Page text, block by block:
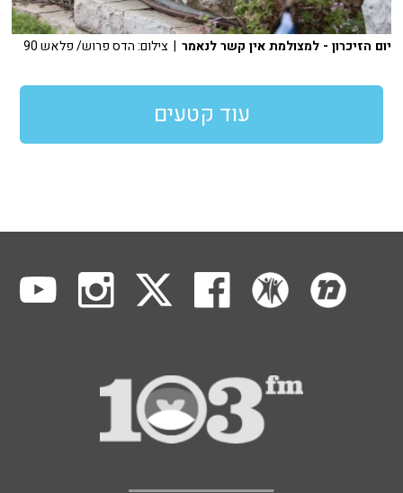
יום הזיכרון - למצולמת אין קשר לנאמר | צילום: הדס פרוש/ פלאש 90
עוד קטעים